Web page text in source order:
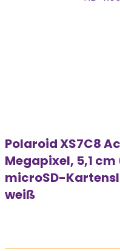
Polaroid XS7C8
Megapixel, 5,1
microSD-
weiß